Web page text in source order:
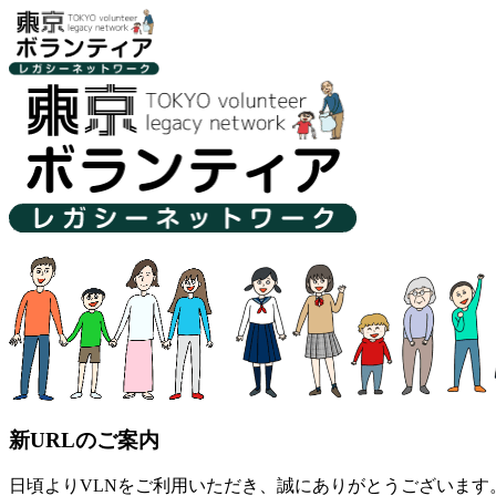
新URLのご案内
日頃よりVLNをご利用いただき、誠にありがとうございます